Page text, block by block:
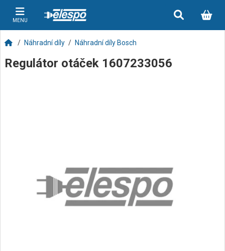
MENU
Náhradní díly Náhradní díly Bosch
Regulátor otáček 1607233056